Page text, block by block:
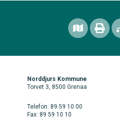
Norddjurs Kommune
Torvet 3, 8500 Grenaa
Telefon: 89 59 10 00
Fax: 89 59 10 10